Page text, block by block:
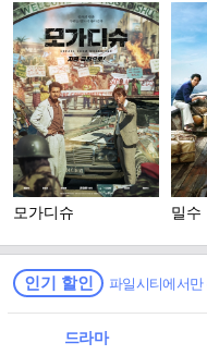
모가디슈 밀수
인기 할인 파일시티에서만
드라마